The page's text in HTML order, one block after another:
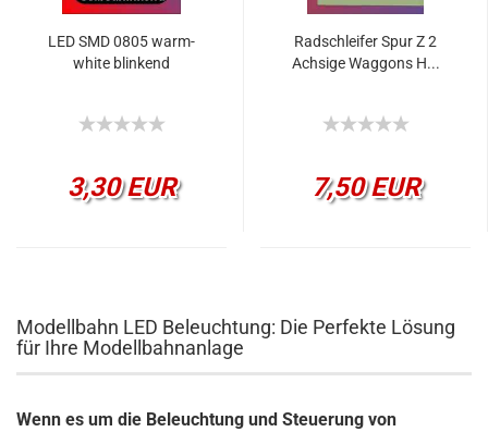
LED SMD 0805 warm-
white blinkend
3,30 EUR
Radschleifer Spur Z 2
Achsige Waggons H...
7,50 EUR
Modellbahn LED Beleuchtung: Die Perfekte Lösung
für Ihre Modellbahnanlage
Wenn es um die Beleuchtung und Steuerung von